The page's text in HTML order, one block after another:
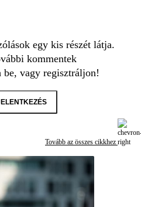
egy kis részét látja.
kommentek
be, vagy regisztráljon!
Tovább az összes cikkhez